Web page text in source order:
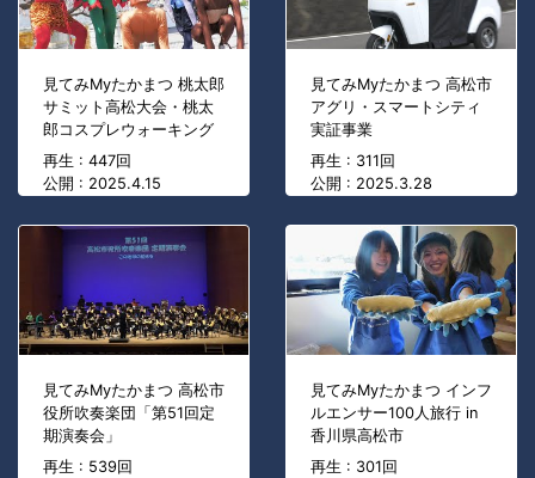
見てみMyたかまつ 桃太郎
サミット高松大会・桃太
郎コスプレウォーキング
再生 : 447回
公開 : 2025.4.15
見てみMyたかまつ 高松市
アグリ・スマートシティ
実証事業
再生 : 311回
公開 : 2025.3.28
見てみMyたかまつ 高松市
役所吹奏楽団「第51回定
期演奏会」
再生 : 539回
見てみMyたかまつ インフ
ルエンサー100人旅行 in
香川県高松市
再生 : 301回